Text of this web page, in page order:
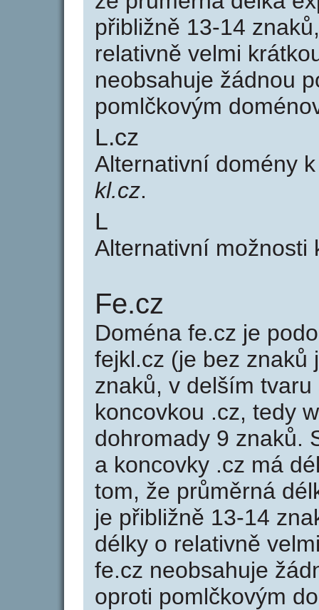
přibližně 13-14
relativně velmi
neobsahuje žádnou
pomlčkovým
L.cz
Alternativní domény
kl.cz.
L
Alternativní možnosti
Fe.cz
Doména fe.cz je
fejkl.cz (je bez znaků
znaků, v delším
koncovkou .cz, tedy
dohromady 9 znaků.
a koncovky .cz má
tom, že průměrná
je přibližně 13-14
délky o relativně
fe.cz neobsahuje
oproti pomlčkovým